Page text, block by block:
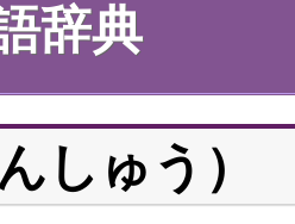
辞典
しゅう）